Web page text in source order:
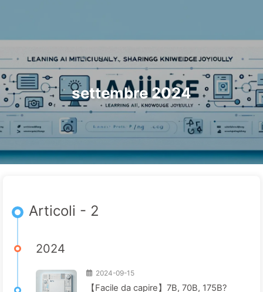
settembre 2024
Articoli - 2
2024
2024-09-15
【Facile da capire】7B, 70B, 175B?